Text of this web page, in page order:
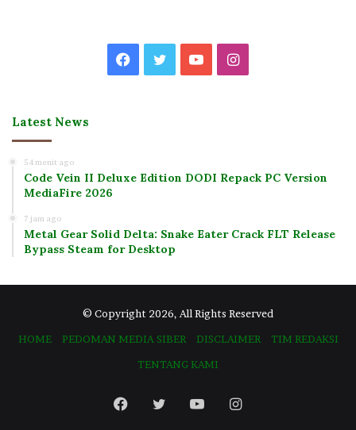
Facebook
TwitterYouTubeInstagram
Latest News
54 menit ago
Code Vein II Deluxe Edition DODI Repack PC Version
MediaFire 2026
7 jam ago
Metal Gear Solid Delta: Snake Eater Crack FLT Release
Bypass Steam for Desktop
© Copyright 2026, All Rights Reserved
HOME
PEDOMAN MEDIA SIBER DISCLAIMER
TIM REDAKSI
TENTANG KAMI
Facebook
TwitterYouTubeInstagram